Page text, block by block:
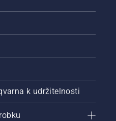
k udržitelnosti